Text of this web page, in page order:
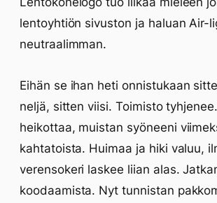
lentoyhtiön sivuston ja haluan Air-
neutraalimman.
Eihän se ihan heti onnistukaan
neljä, sitten viisi. Toimisto
heikottaa, muistan syöneeni
kahtatoista. Huimaa ja hiki valuu,
verensokeri laskee liian alas.
koodaamista. Nyt tunnistan